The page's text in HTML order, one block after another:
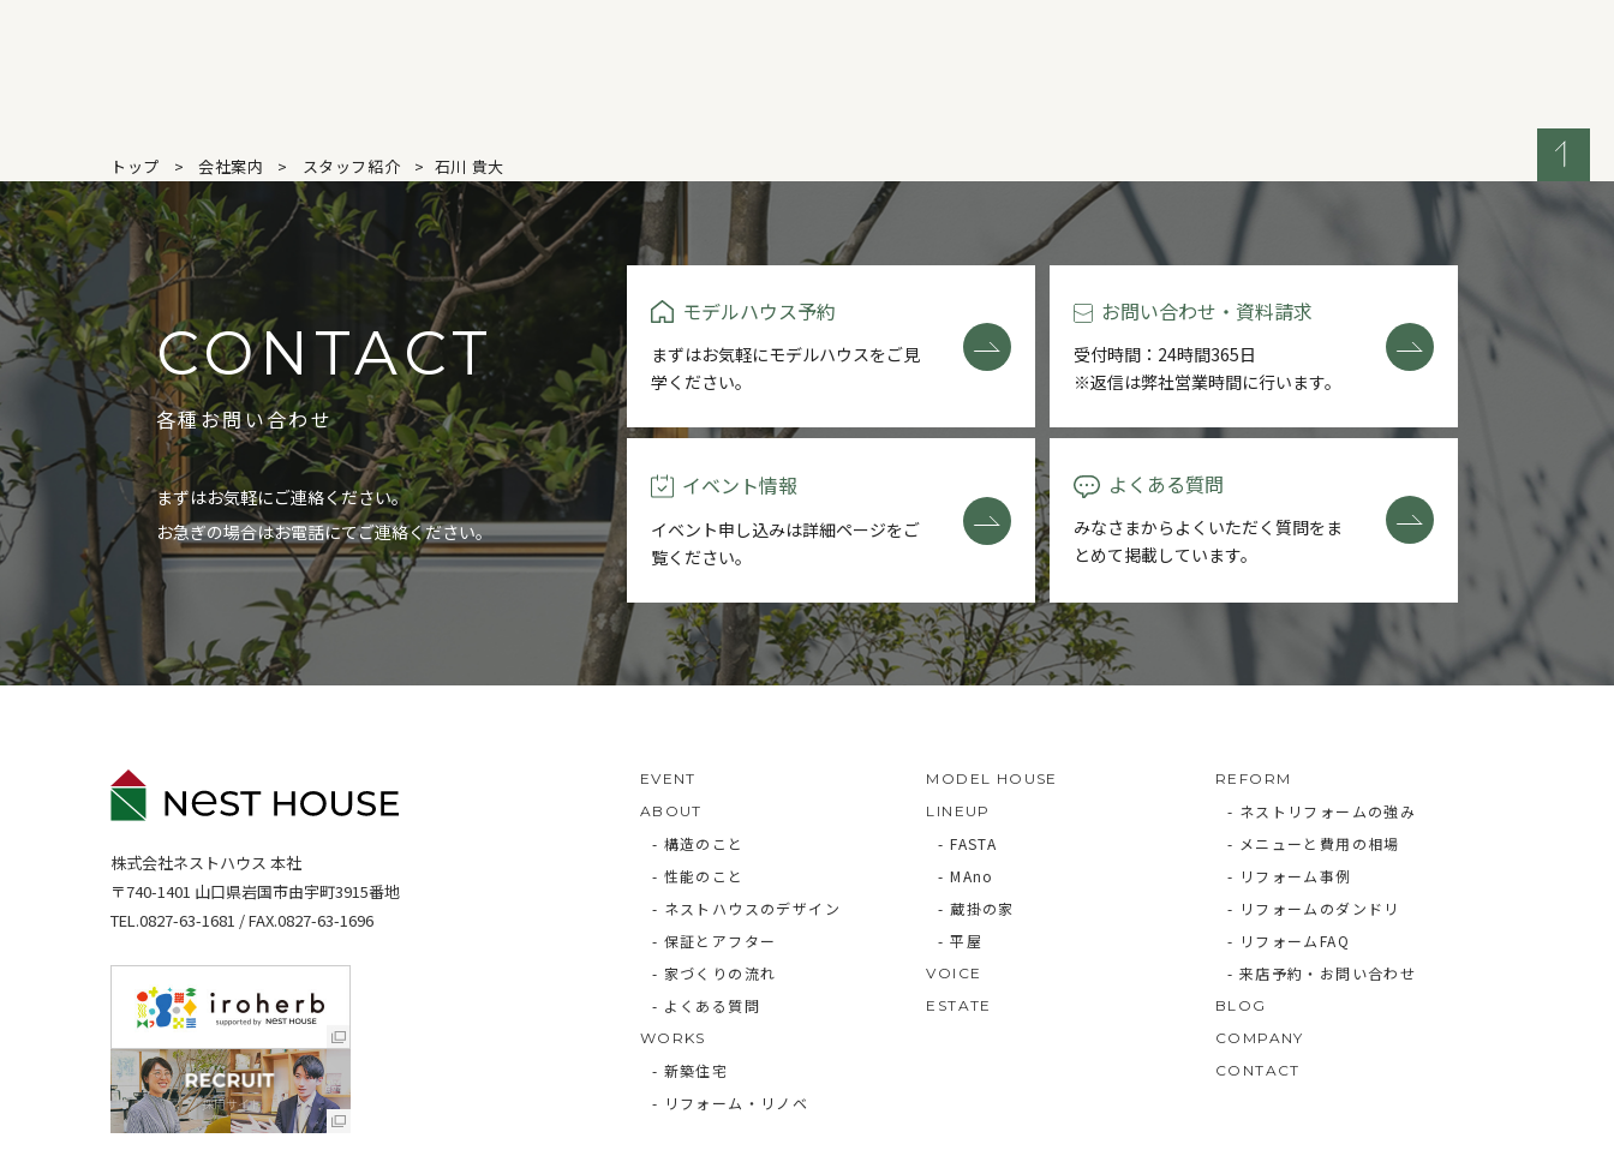
トップ 会社案内 スタッフ紹介 石川 貴大
CONTACT
各種お問い合わせ
まずはお気軽にご連絡ください。
お急ぎの場合はお電話にてご連絡ください。
モデルハウス予約
まずはお気軽にモデルハウスをご見
学ください。
お問い合わせ・資料請求
受付時間：24時間365日
※返信は弊社営業時間に行います。
イベント情報
イベント申し込みは詳細ページをご
覧ください。
よくある質問
みなさまからよくいただく質問をま
とめて掲載しています。
株式会社ネストハウス 本社
〒740-1401 山口県岩国市由宇町3915番地
TEL.0827-63-1681 / FAX.0827-63-1696
EVENT
ABOUT
- 構造のこと
- 性能のこと
- ネストハウスのデザイン
- 保証とアフター
- 家づくりの流れ
- よくある質問
WORKS
- 新築住宅
- リフォーム・リノベ
MODEL HOUSE
LINEUP
- FASTA
- MAno
- 蔵掛の家
- 平屋
VOICE
ESTATE
REFORM
- ネストリフォームの強み
- メニューと費用の相場
- リフォーム事例
- リフォームのダンドリ
- リフォームFAQ
- 来店予約・お問い合わせ
BLOG
COMPANY
CONTACT